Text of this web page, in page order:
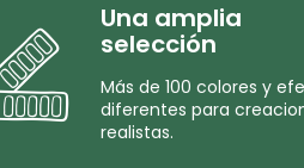
Una amplia
selección
Más de 100 colores y
diferentes para
realistas.